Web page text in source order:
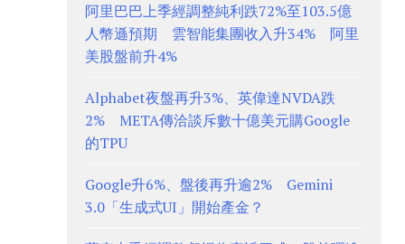
阿里巴巴上季經調整純利跌72%至103.5億
人幣遜預期 雲智能集團收入升34% 阿里
美股盤前升4%
Alphabet夜盤再升3%、英偉達NVDA跌
2% META傳洽談斥數十億美元購Google
的TPU
Google升6%、盤後再升逾2% Gemini
3.0「生成式UI」開始產金？